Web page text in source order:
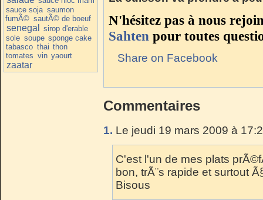
sauce soja saumon
fumÃ© sautÃ© de boeuf
senegal
sirop d'erable
sole soupe sponge cake
tabasco thai thon
tomates vin yaourt
zaatar
N'hésitez pas à nous
Sahten pour toutes
Share on Facebook
Commentaires
1. Le jeudi 19 mars 2009 à
C'est l'un de mes plats
bon, trÃ¨s rapide et surtout
Bisous